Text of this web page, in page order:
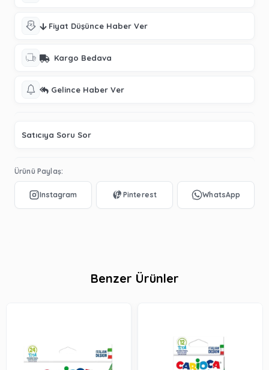
Fiyat Düşünce Haber Ver
Kargo Bedava
Gelince Haber Ver
Satıcıya Soru Sor
Ürünü Paylaş:
Benzer Ürünler